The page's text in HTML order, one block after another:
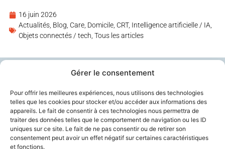
Gérer le consentement
Pour offrir les meilleures expériences, nous utilisons des technologies
telles que les cookies pour stocker et/ou accéder aux informations des
appareils. Le fait de consentir à ces technologies nous permettra de
traiter des données telles que le comportement de navigation ou les ID
uniques sur ce site. Le fait de ne pas consentir ou de retirer son
consentement peut avoir un effet négatif sur certaines caractéristiques
et fonctions.
16 juin 2026
Actualités, Blog, Care, Domicile, CRT, Intelligence artificielle / IA,
Objets connectés / tech, Tous les articles
A Propos
Plateforme Telegrafik
Solutions
Actualités
Contactez-Nous
contact@telegrafik.eu
05.82.95.50.52